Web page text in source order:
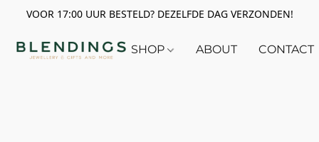
VOOR 17:00 UUR BESTELD? DEZELFDE DAG VERZONDEN!
SHOP ABOUT CONTACT